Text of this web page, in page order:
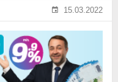
15.03.2022